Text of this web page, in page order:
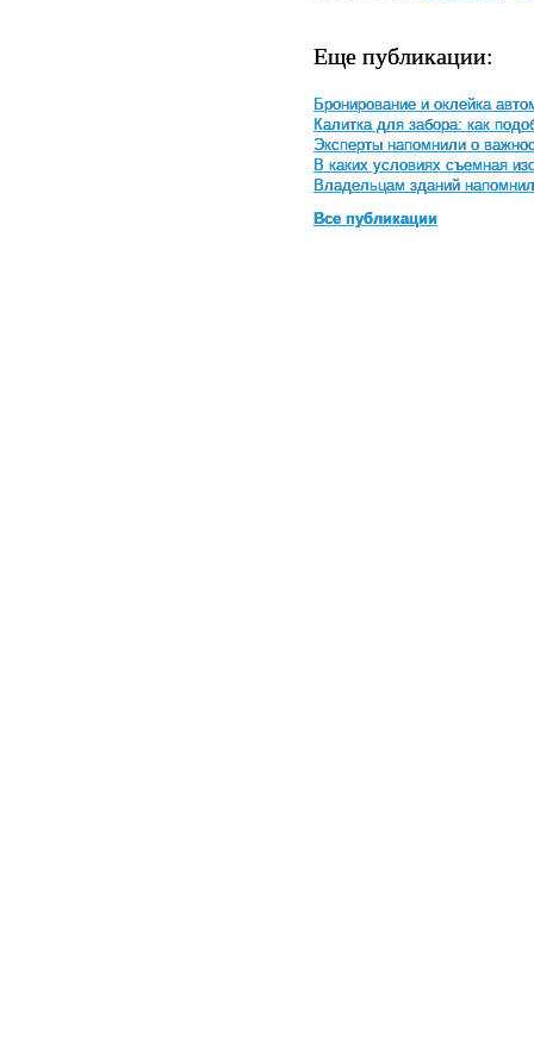
Еще публикации:
Бронирование и оклейка
Калитка для забора: как
Эксперты напомнили о
В каких условиях съемная
Владельцам зданий
Все публикации